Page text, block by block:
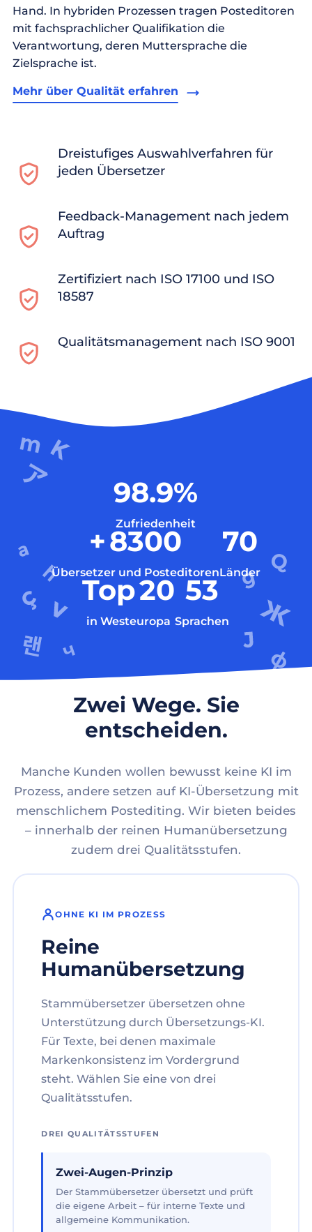
Hand. In hybriden Prozessen tragen Posteditoren
mit fachsprachlicher Qualifikation die
Verantwortung, deren Muttersprache die
Zielsprache ist.
Mehr über Qualität erfahren
Dreistufiges Auswahlverfahren für
jeden Übersetzer
Feedback-Management nach jedem
Auftrag
Zertifiziert nach ISO 17100 und ISO
18587
Qualitätsmanagement nach ISO 9001
98.9%
Zufriedenheit
+8300
Übersetzer und Posteditoren
70
Länder
Top20
in Westeuropa
53
Sprachen
Zwei Wege. Sie
entscheiden.
Manche Kunden wollen bewusst keine KI im
Prozess, andere setzen auf KI-Übersetzung mit
menschlichem Postediting. Wir bieten beides
– innerhalb der reinen Humanübersetzung
zudem drei Qualitätsstufen.
OHNE KI IM PROZESS
Reine
Humanübersetzung
Stammübersetzer übersetzen ohne
Unterstützung durch Übersetzungs-KI.
Für Texte, bei denen maximale
Markenkonsistenz im Vordergrund
steht. Wählen Sie eine von drei
Qualitätsstufen.
DREI QUALITÄTSSTUFEN
Zwei-Augen-Prinzip
Der Stammübersetzer übersetzt und prüft
die eigene Arbeit – für interne Texte und
allgemeine Kommunikation.